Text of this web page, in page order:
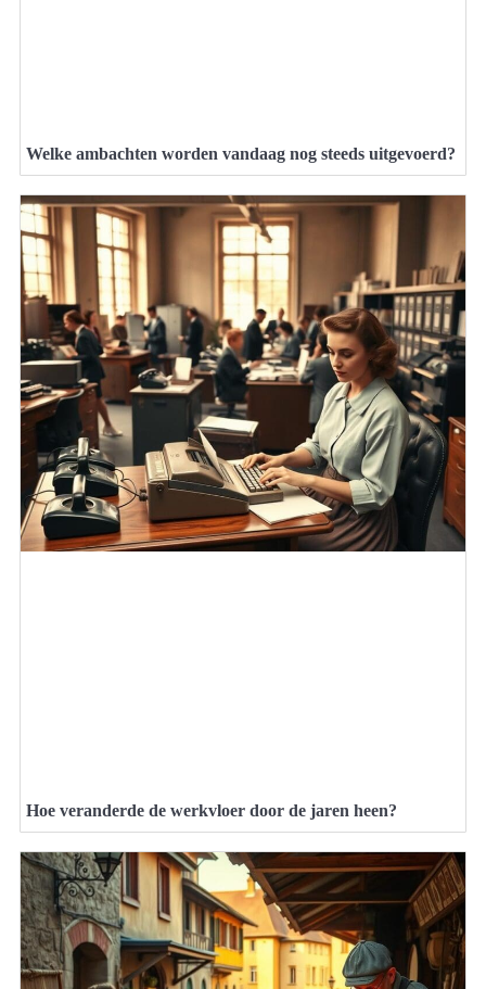
Welke ambachten worden vandaag nog steeds uitgevoerd?
Hoe veranderde de werkvloer door de jaren heen?